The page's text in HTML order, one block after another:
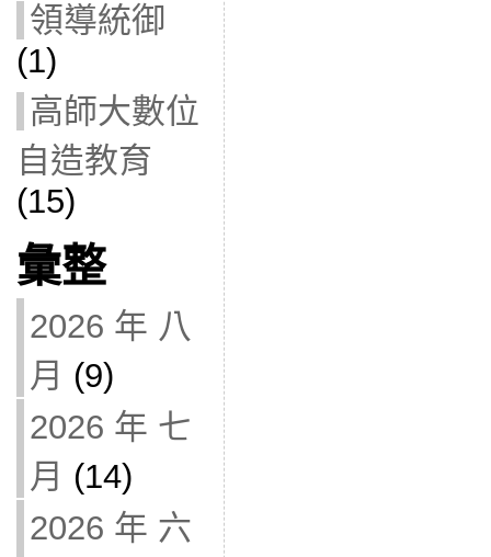
領導統御
(1)
高師大數位
自造教育
(15)
彙整
2026 年 八
月 (9)
2026 年 七
月 (14)
2026 年 六